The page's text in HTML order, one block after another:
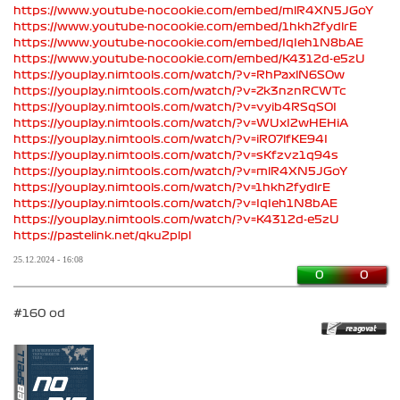
https://www.youtube-nocookie.com/embed/mlR4XN5JGoY
https://www.youtube-nocookie.com/embed/1hkh2fydlrE
https://www.youtube-nocookie.com/embed/IqIeh1N8bAE
https://www.youtube-nocookie.com/embed/K4312d-e5zU
https://youplay.nimtools.com/watch/?v=RhPaxlN6SOw
https://youplay.nimtools.com/watch/?v=Zk3nznRCWTc
https://youplay.nimtools.com/watch/?v=vyib4RSqSOI
https://youplay.nimtools.com/watch/?v=WUxI2wHEHiA
https://youplay.nimtools.com/watch/?v=iR07lfKE94I
https://youplay.nimtools.com/watch/?v=sKfzvz1q94s
https://youplay.nimtools.com/watch/?v=mlR4XN5JGoY
https://youplay.nimtools.com/watch/?v=1hkh2fydlrE
https://youplay.nimtools.com/watch/?v=IqIeh1N8bAE
https://youplay.nimtools.com/watch/?v=K4312d-e5zU
https://pastelink.net/qku2plpl
25.12.2024 - 16:08
0 0
#160 od